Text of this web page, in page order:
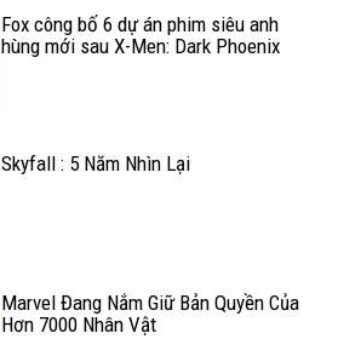
Fox công bố 6 dự án phim siêu anh
hùng mới sau X-Men: Dark Phoenix
Skyfall : 5 Năm Nhìn Lại
Marvel Đang Nắm Giữ Bản Quyền Của
Hơn 7000 Nhân Vật